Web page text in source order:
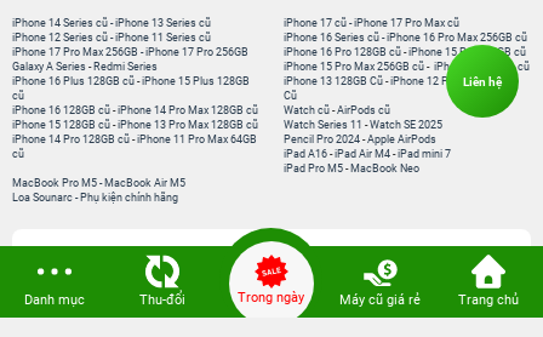
iPhone 14 Series cũ -iPhone 13 Series cũ
iPhone 12 Series cũ -iPhone 11 Series cũ
iPhone 17 Pro Max 256GB -iPhone 17 Pro 256GB
Galaxy A Series - Redmi Series
iPhone 17 cũ -iPhone 17 Pro Max cũ
iPhone 16 Series cũ - iPhone 16 Pro Max 256GB cũ
iPhone 16 Pro 128GB cũ -iPhone 15 Pro 128GB cũ
iPhone 15 Pro Max 256GB cũ - iPhone 15 Series cũ
iPhone 16 Plus 128GB cũ -iPhone 15 Plus 128GB
cũ
iPhone 16 128GB cũ -iPhone 14 Pro Max 128GB cũ
iPhone 15 128GB cũ -iPhone 13 Pro Max 128GB cũ
iPhone 14 Pro 128GB cũ -iPhone 11 Pro Max 64GB
cũ
iPhone 13 128GB Cũ -iPhone 12 Pro Max 128GB
Cũ
Watch cũ -AirPods cũ
Watch Series 11 -Watch SE 2025
Pencil Pro 2024 -Apple AirPods
iPad A16 -iPad Air M4 -iPad mini 7
iPad Pro M5 - MacBook Neo
MacBook Pro M5 - MacBook Air M5
Loa Sounarc - Phụ kiện chính hãng
Kết nối 24hStore
Danh mục Thu-đổi Trong ngày Máy cũ giá rẻ Trang chủ
Liên hệ